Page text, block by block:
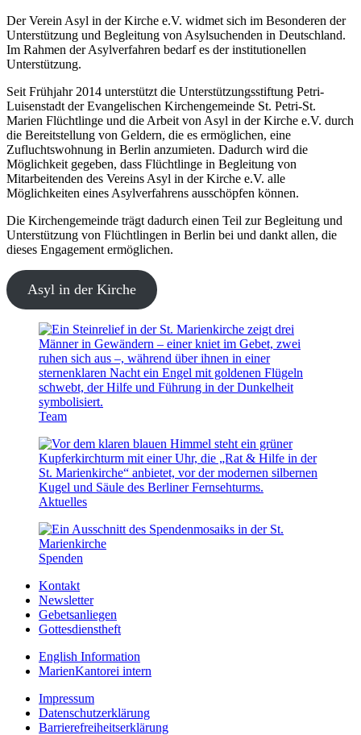
Der Verein Asyl in der Kirche e.V. widmet sich im Besonderen der
Unterstützung und Begleitung von Asylsuchenden in Deutschland.
Im Rahmen der Asylverfahren bedarf es der institutionellen
Unterstützung.
Seit Frühjahr 2014 unterstützt die Unterstützungsstiftung Petri-
Luisenstadt der Evangelischen Kirchengemeinde St. Petri-St.
Marien Flüchtlinge und die Arbeit von Asyl in der Kirche e.V. durch
die Bereitstellung von Geldern, die es ermöglichen, eine
Zufluchtswohnung in Berlin anzumieten. Dadurch wird die
Möglichkeit gegeben, dass Flüchtlinge in Begleitung von
Mitarbeitenden des Vereins Asyl in der Kirche e.V. alle
Möglichkeiten eines Asylverfahrens ausschöpfen können.
Die Kirchengemeinde trägt dadurch einen Teil zur Begleitung und
Unterstützung von Flüchtlingen in Berlin bei und dankt allen, die
dieses Engagement ermöglichen.
Asyl in der Kirche
Team
Aktuelles
Spenden
Kontakt
Newsletter
Gebetsanliegen
Gottesdienstheft
English Information
MarienKantorei intern
Impressum
Datenschutzerklärung
Barrierefreiheitserklärung